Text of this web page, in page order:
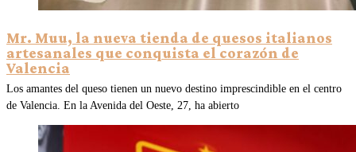
Mr. Muu, la nueva tienda de quesos italianos
artesanales que conquista el corazón de
Valencia
Los amantes del queso tienen un nuevo destino imprescindible en el centro
de Valencia. En la Avenida del Oeste, 27, ha abierto